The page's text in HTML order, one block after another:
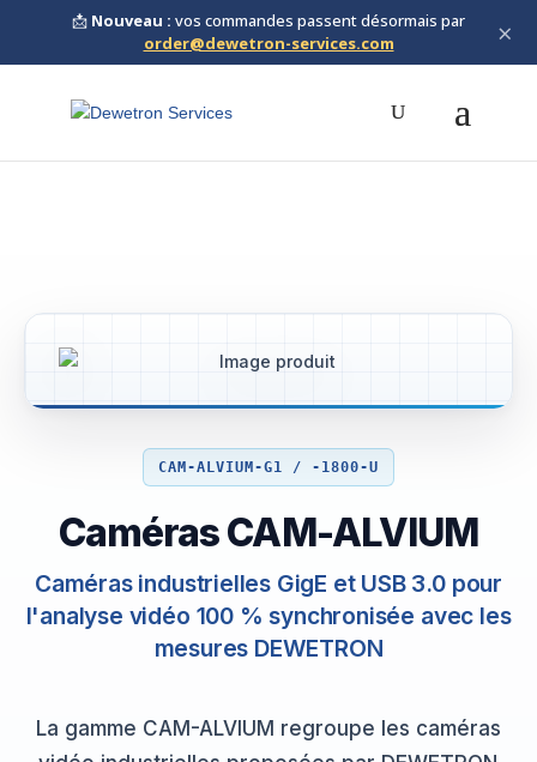
📩 Nouveau : vos commandes passent désormais par
order@dewetron-services.com
×
CAM-ALVIUM-G1 / -1800-U
Caméras CAM-ALVIUM
Caméras industrielles GigE et USB 3.0 pour
l'analyse vidéo 100 % synchronisée avec les
mesures DEWETRON
La gamme CAM-ALVIUM regroupe les caméras